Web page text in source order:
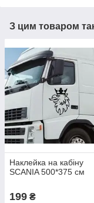
З цим товаром
Наклейка на кабіну
SCANIA 500*375 см
199 ₴